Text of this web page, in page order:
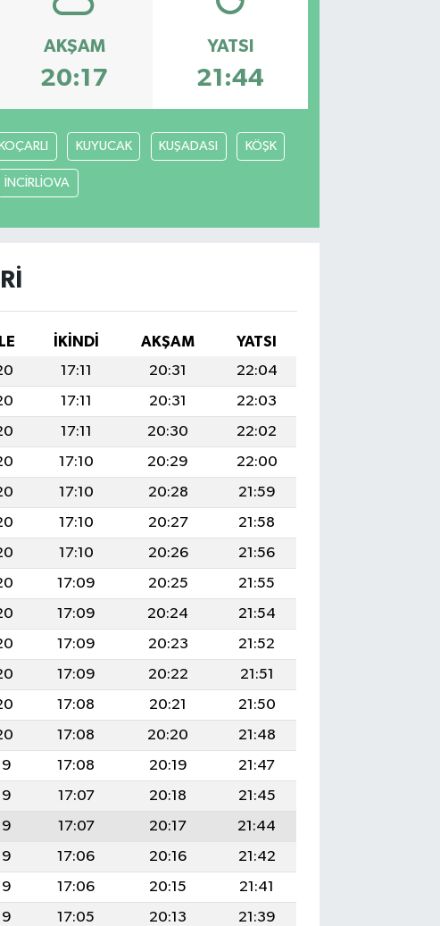
AKŞAM
20:17
YATSI
21:44
KOÇARLI KUYUCAK KUŞADASI KÖŞK
İNCİRLİOVA
İKINDI AKŞAM
YATSI
17:11 20:31
22:04
17:11 20:31
22:03
17:11 20:30
22:02
17:10 20:29
22:00
17:10 20:28
21:59
17:10 20:27
21:58
17:10 20:26
21:56
17:09 20:25
21:55
17:09 20:24
21:54
17:09 20:23
21:52
17:09 20:22
21:51
17:08 20:21
21:50
17:08 20:20
21:48
17:08 20:19
21:47
17:07 20:18
21:45
17:07 20:17
21:44
17:06 20:16
21:42
17:06 20:15
21:41
17:05 20:13
21:39